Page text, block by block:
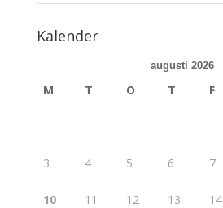
Kalender
augusti 2026
M T O T F
3 4 5 6 7
10 11 12 13 14